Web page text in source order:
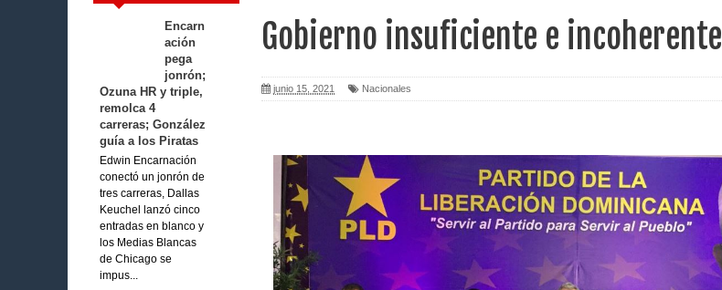
Encarn
ación
pega
jonrón;
Ozuna HR y triple,
remolca 4
carreras; González
guía a los Piratas
Edwin Encarnación
conectó un jonrón de
tres carreras, Dallas
Keuchel lanzó cinco
entradas en blanco y
los Medias Blancas
de Chicago se
impus...
Gobierno insuficiente e incoherente
junio 15, 2021 Nacionales